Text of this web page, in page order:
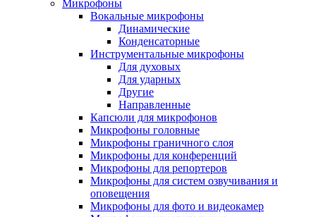
Микрофоны
Вокальные микрофоны
Динамические
Конденсаторные
Инструментальные микрофоны
Для духовых
Для ударных
Другие
Направленные
Капсюли для микрофонов
Микрофоны головные
Микрофоны граничного слоя
Микрофоны для конференций
Микрофоны для репортеров
Микрофоны для систем озвучивания и
оповещения
Микрофоны для фото и видеокамер